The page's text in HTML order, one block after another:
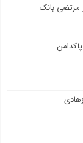
مرتضی بانک